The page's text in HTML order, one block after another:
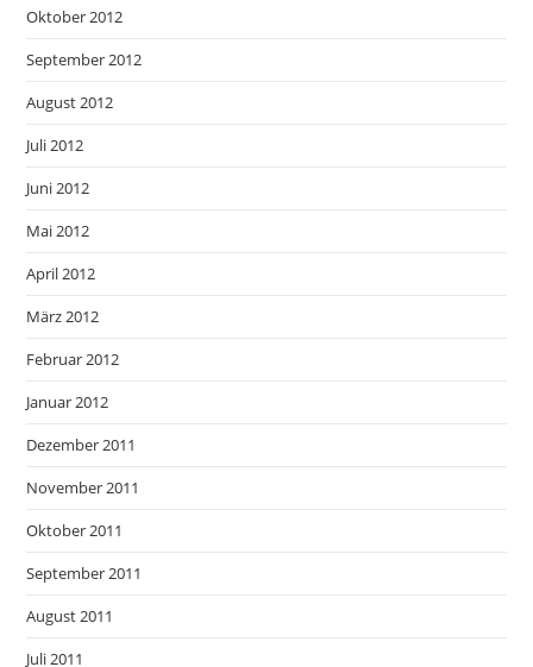
Oktober 2012
September 2012
August 2012
Juli 2012
Juni 2012
Mai 2012
April 2012
März 2012
Februar 2012
Januar 2012
Dezember 2011
November 2011
Oktober 2011
September 2011
August 2011
Juli 2011